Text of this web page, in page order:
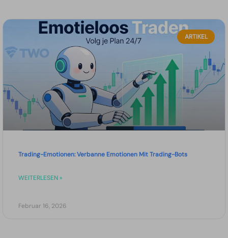
ARTIKEL
Trading-Emotionen: Verbanne Emotionen Mit Trading-Bots
WEITERLESEN »
Februar 16, 2026